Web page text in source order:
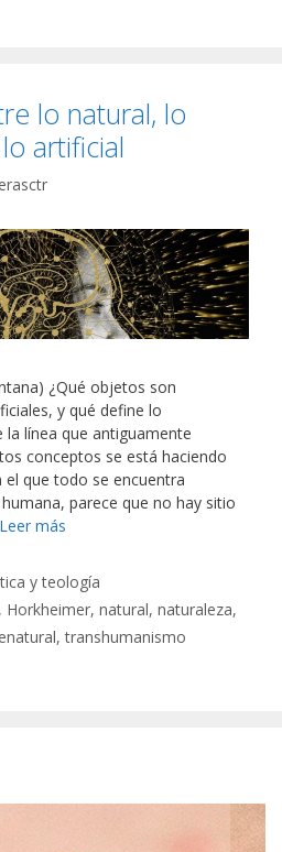
lo natural, lo
artificial
¿Qué objetos son
y qué define lo
la línea que antiguamente
conceptos se está haciendo
que todo se encuentra
parece que no hay sitio
Leer más
y teología
, Horkheimer,natural,naturaleza,
,transhumanismo